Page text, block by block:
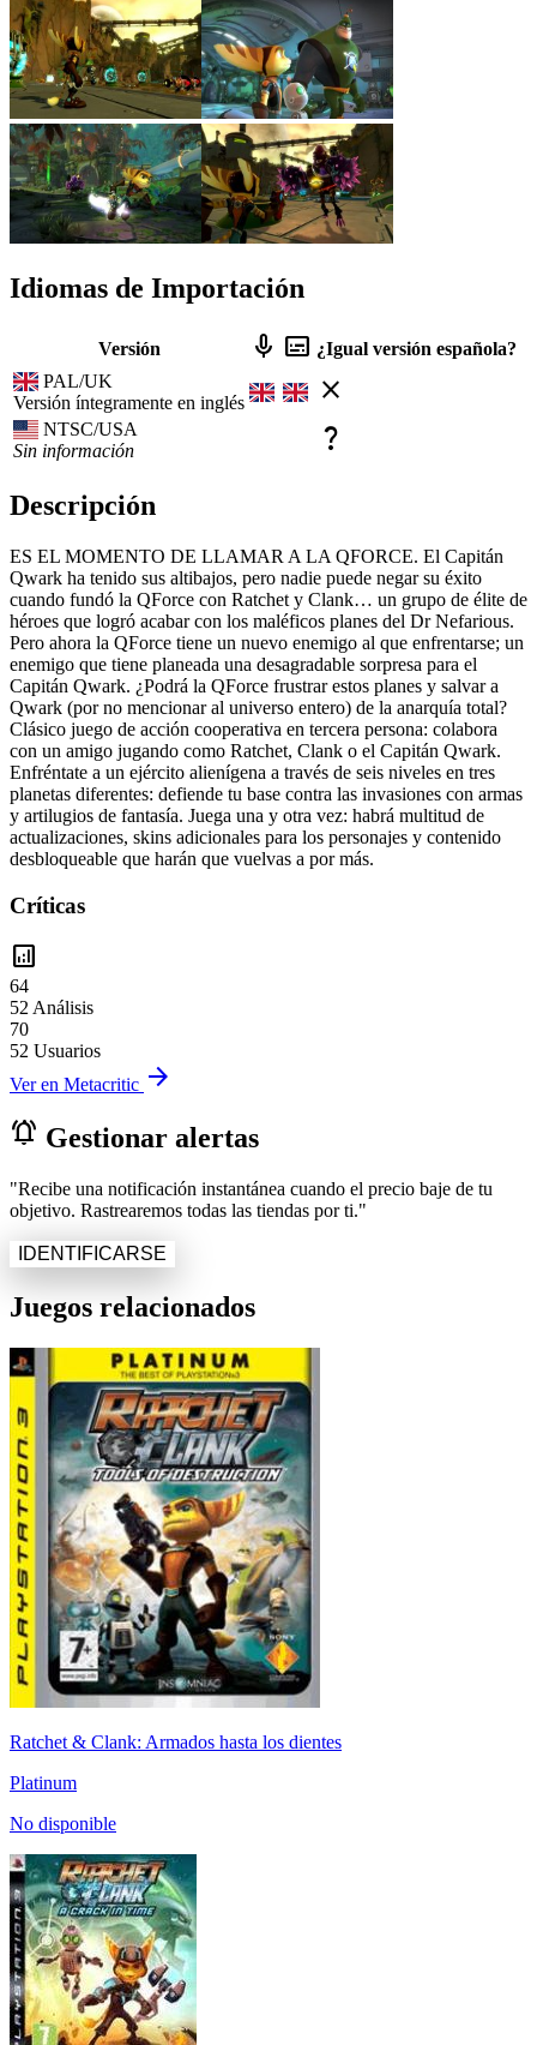
Idiomas de Importación
Versión mic subtitles ¿Igual versión española?
PAL/UK
Versión íntegramente en inglés
close
NTSC/USA
Sin información
question_mark
Descripción
ES EL MOMENTO DE LLAMAR A LA QFORCE. El Capitán
Qwark ha tenido sus altibajos, pero nadie puede negar su éxito
cuando fundó la QForce con Ratchet y Clank… un grupo de élite de
héroes que logró acabar con los maléficos planes del Dr Nefarious.
Pero ahora la QForce tiene un nuevo enemigo al que enfrentarse; un
enemigo que tiene planeada una desagradable sorpresa para el
Capitán Qwark. ¿Podrá la QForce frustrar estos planes y salvar a
Qwark (por no mencionar al universo entero) de la anarquía total?
Clásico juego de acción cooperativa en tercera persona: colabora
con un amigo jugando como Ratchet, Clank o el Capitán Qwark.
Enfréntate a un ejército alienígena a través de seis niveles en tres
planetas diferentes: defiende tu base contra las invasiones con armas
y artilugios de fantasía. Juega una y otra vez: habrá multitud de
actualizaciones, skins adicionales para los personajes y contenido
desbloqueable que harán que vuelvas a por más.
Críticas
analytics
64
52 Análisis
70
52 Usuarios
Ver en Metacritic arrow_forward
notifications_active Gestionar alertas
"Recibe una notificación instantánea cuando el precio baje de tu
objetivo. Rastrearemos todas las tiendas por ti."
IDENTIFICARSE
Juegos relacionados
Ratchet & Clank: Armados hasta los dientes
Platinum
No disponible